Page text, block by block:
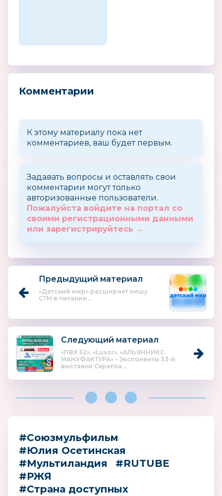
Комментарии
К этому материалу пока нет
комментариев, ваш будет первым.
Задавать вопросы и оставлять свои
комментарии могут только
авторизованные пользователи.
Пожалуйста войдите на портал со
своими регистрационными данными
или зарегистрируйтесь →
Предыдущий материал
«Детский мир» расширяет нишу
СТМ в питании...
Следующий материал
«ПВХ 32», «Luxor», «АЛЬЯННИКС
МАНУФАКТУРА» – Экспоненты 33-й
выставки Скрепка...
#Союзмульфильм
#Юлия Осетинская
#Мультиландия
#RUTUBE
#РЖЯ
#Страна доступных